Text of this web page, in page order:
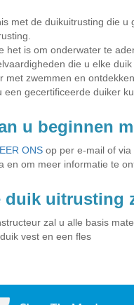
met de duikuitrusting die
het is om onderwater te
die u elke duik
met zwemmen en ontdekken.
een gecertificeerde duiker
u beginnen
ONS op per e-mail of
en om meer informatie te
duik uitrusting
zal u alle basis
vest en een fles